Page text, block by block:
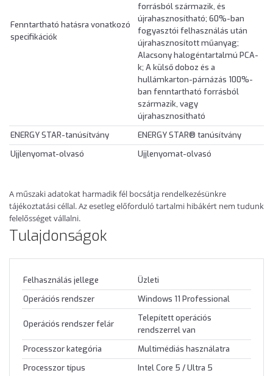
Fenntartható hatásra vonatkozó
specifikációk
forrásból származik, és
újrahasznosítható; 60%-ban
fogyasztói felhasználás után
újrahasznosított műanyag;
Alacsony halogéntartalmú PCA-
k; A külső doboz és a
hullámkarton-párnázás 100%-
ban fenntartható forrásból
származik, vagy
újrahasznosítható
ENERGY STAR-tanúsítvány
ENERGY STAR® tanúsítvány
Ujjlenyomat-olvasó
Ujjlenyomat-olvasó
A műszaki adatokat harmadik fél bocsátja rendelkezésünkre
tájékoztatási céllal. Az esetleg előforduló tartalmi hibákért nem tudunk
felelősséget vállalni.
Tulajdonságok
Felhasználás jellege
Üzleti
Operációs rendszer
Windows 11 Professional
Operációs rendszer felár
Telepített operációs
rendszerrel van
Processzor kategória
Multimédiás használatra
Processzor típus
Intel Core 5 / Ultra 5